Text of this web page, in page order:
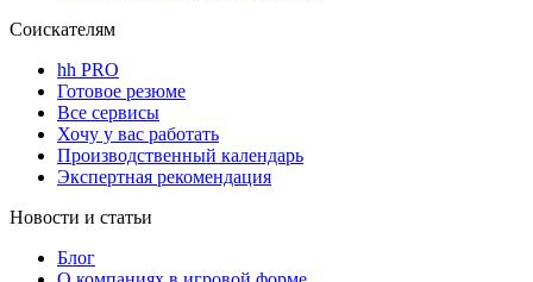
Соискателям
hh PRO
Готовое резюме
Все сервисы
Хочу у вас работать
Производственный календарь
Экспертная рекомендация
Новости и статьи
Блог